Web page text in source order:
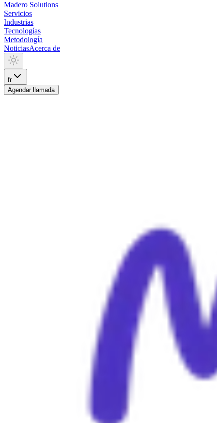
Madero Solutions
Servicios
Industrias
Tecnologías
Metodología
NoticiasAcerca de
fr
Agendar llamada